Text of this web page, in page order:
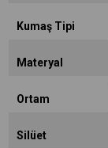
Kumaş Tipi
Materyal
Ortam
Silüet